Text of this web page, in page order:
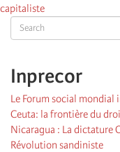
Search
Inprecor
Le Forum social mondial
Ceuta: la frontière du
Nicaragua : La dictature
Révolution sandiniste
capitaliste